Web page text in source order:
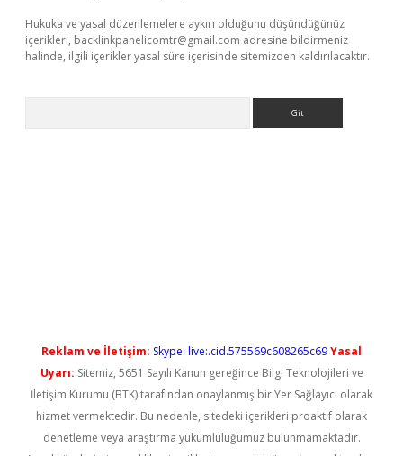
Hukuka ve yasal düzenlemelere aykırı olduğunu düşündüğünüz
içerikleri, backlinkpanelicomtr@gmail.com adresine bildirmeniz
halinde, ilgili içerikler yasal süre içerisinde sitemizden kaldırılacaktır.
Reklam ve İletişim: Skype: live:.cid.575569c608265c69Yasal
Uyarı: Sitemiz, 5651 Sayılı Kanun gereğince Bilgi Teknolojileri ve
İletişim Kurumu (BTK) tarafından onaylanmış bir Yer Sağlayıcı olarak
hizmet vermektedir. Bu nedenle, sitedeki içerikleri proaktif olarak
denetleme veya araştırma yükümlülüğümüz bulunmamaktadır.